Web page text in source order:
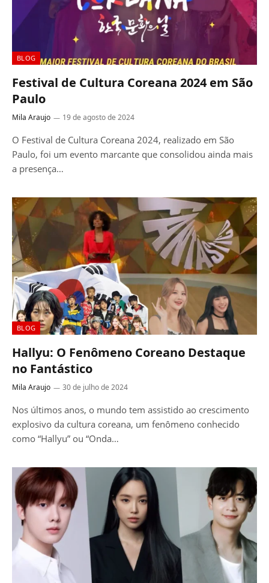
BLOG
Festival de Cultura Coreana 2024 em São
Paulo
Mila Araujo 19 de agosto de 2024
O Festival de Cultura Coreana 2024, realizado em São
Paulo, foi um evento marcante que consolidou ainda mais
a presença…
BLOG
Hallyu: O Fenômeno Coreano Destaque
no Fantástico
Mila Araujo 30 de julho de 2024
Nos últimos anos, o mundo tem assistido ao crescimento
explosivo da cultura coreana, um fenômeno conhecido
como “Hallyu” ou “Onda…